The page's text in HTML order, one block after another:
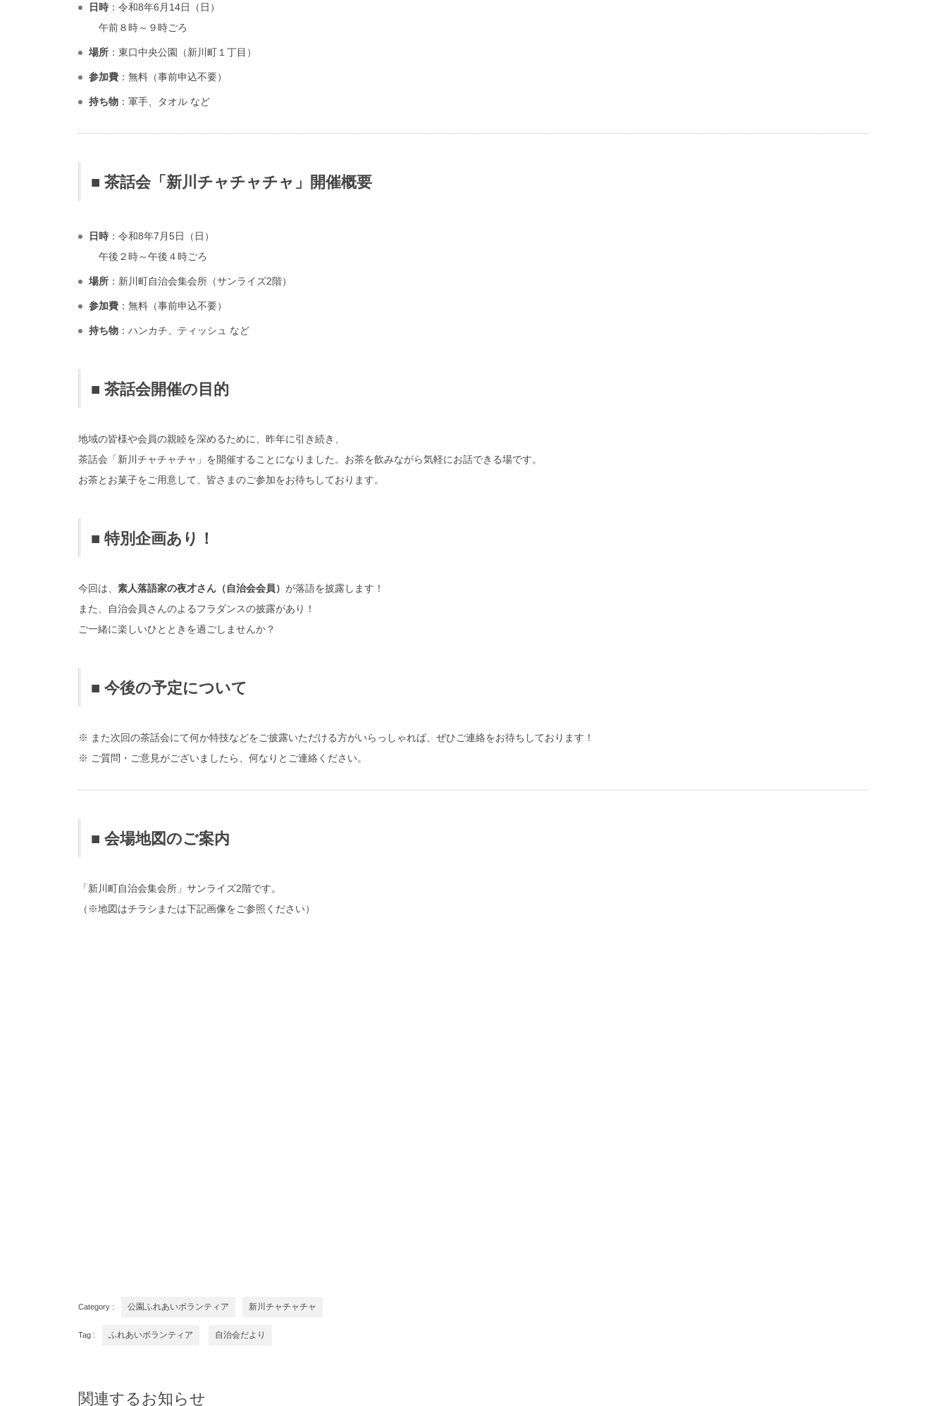
日時 ：令和8年6月14日（日）
午前８時～９時ごろ
場所 ：東口中央公園（新川町１丁目）
参加費 ：無料（事前申込不要）
持ち物 ：軍手、タオル など
■ 茶話会「新川チャチャチャ」開催概要
日時 ：令和8年7月5日（日）
午後２時～午後４時ごろ
場所 ：新川町自治会集会所（サンライズ2階）
参加費 ：無料（事前申込不要）
持ち物 ：ハンカチ、ティッシュ など
■ 茶話会開催の目的
地域の皆様や会員の親睦を深めるために、昨年に引き続き、
茶話会「新川チャチャチャ」を開催することになりました。お茶を飲みながら気軽にお話できる場です。
お茶とお菓子をご用意して、皆さまのご参加をお待ちしております。
■ 特別企画あり！
今回は、 素人落語家の夜才さん（自治会会員） が落語を披露します！
また、自治会員さんのよるフラダンスの披露があり！
ご一緒に楽しいひとときを過ごしませんか？
■ 今後の予定について
※ また次回の茶話会にて何か特技などをご披露いただける方がいらっしゃれば、ぜひご連絡をお待ちしております！
※ ご質問・ご意見がございましたら、何なりとご連絡ください。
■ 会場地図のご案内
「新川町自治会集会所」サンライズ2階です。
（※地図はチラシまたは下記画像をご参照ください）
Category : 公園ふれあいボランティア 新川チャチャチャ
Tag : ふれあいボランティア 自治会だより
関連するお知らせ